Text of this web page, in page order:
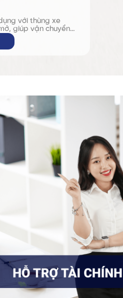
với thùng xe
giúp vận chuyển
gia cầm trong